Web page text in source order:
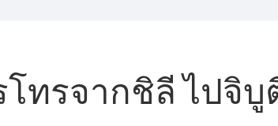
ทรจากชิลี ไปจิบู